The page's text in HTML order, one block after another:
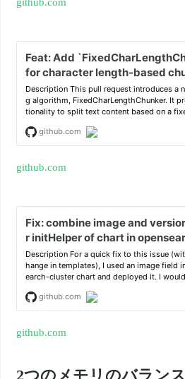
github.com
github.com
2つのメモリのバランス